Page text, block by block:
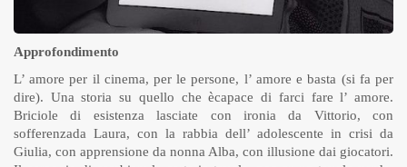
Approfondimento
L’ amore per il cinema, per le persone, l’ amore e basta (si fa per
dire). Una storia su quello che ècapace di farci fare l’ amore.
Briciole di esistenza lasciate con ironia da Vittorio, con
sofferenzada Laura, con la rabbia dell’ adolescente in crisi da
Giulia, con apprensione da nonna Alba, con illusione dai giocatori.